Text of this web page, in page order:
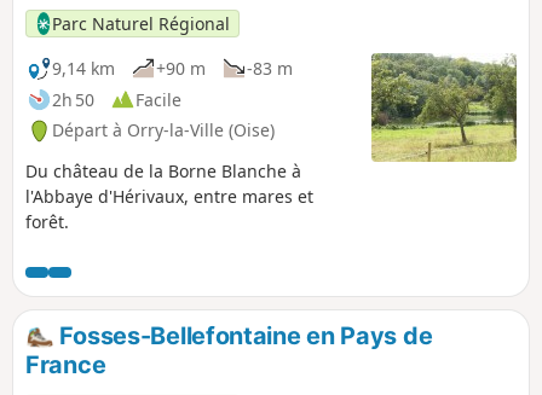
Parc Naturel Régional
9,14 km
+90 m
-83 m
2h 50
Facile
Départ à Orry-la-Ville (Oise)
Du château de la Borne Blanche à
l'Abbaye d'Hérivaux, entre mares et
forêt.
Fosses-Bellefontaine en Pays de
France